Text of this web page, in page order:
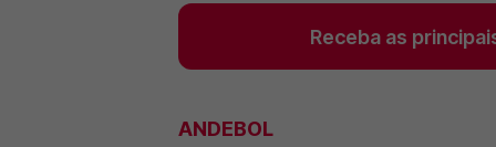
Receba as
ANDEBOL